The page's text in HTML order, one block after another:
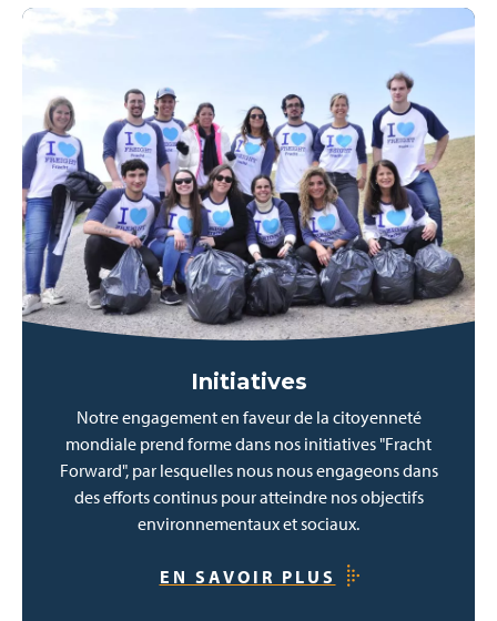
Initiatives
Notre engagement en faveur de la citoyenneté
mondiale prend forme dans nos initiatives "Fracht
Forward", par lesquelles nous nous engageons dans
des efforts continus pour atteindre nos objectifs
environnementaux et sociaux.
EN SAVOIR PLUS